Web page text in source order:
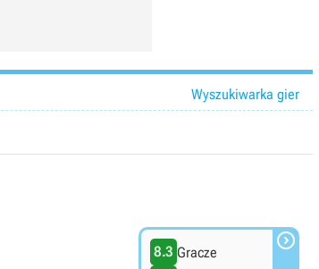
Wyszukiwarka gier
8.3 Gracze
